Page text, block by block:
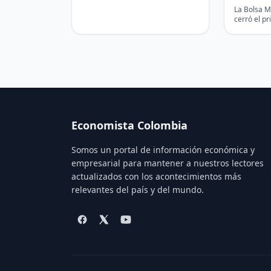
primer
La Bolsa
cerró el
Economista Colombia
Somos un portal de información económica y
empresarial para mantener a nuestros lectores
actualizados con los acontecimientos más
relevantes del país y del mundo.